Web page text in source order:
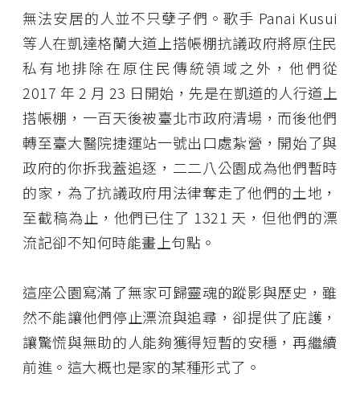
無法安居的人並不只孽子們。歌手 Panai Kusui
等人在凱達格蘭大道上搭帳棚抗議政府將原住民
私有地排除在原住民傳統領域之外，他們從
2017 年 2 月 23 日開始，先是在凱道的人行道上
搭帳棚，一百天後被臺北市政府清場，而後他們
轉至臺大醫院捷運站一號出口處紮營，開始了與
政府的你拆我蓋追逐，二二八公園成為他們暫時
的家，為了抗議政府用法律奪走了他們的土地，
至截稿為止，他們已住了 1321 天，但他們的漂
流記卻不知何時能畫上句點。
這座公園寫滿了無家可歸靈魂的蹤影與歷史，雖
然不能讓他們停止漂流與追尋，卻提供了庇護，
讓驚慌與無助的人能夠獲得短暫的安穩，再繼續
前進。這大概也是家的某種形式了。